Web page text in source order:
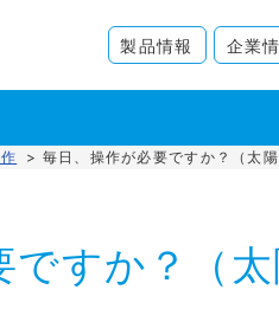
製品情報 企業
> 毎日、操作が必要ですか？（太陽
すか？（太